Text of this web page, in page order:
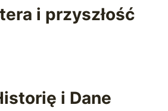
i przyszłość
i Dane